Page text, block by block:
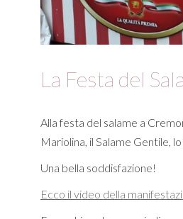
La Festa del
Alla festa del salame a
Mariolina, il Salame Gentile,
Una bella soddisfazione!
Ecco il video della